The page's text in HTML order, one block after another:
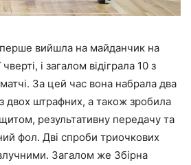
вийшла на майданчик на
і загалом відіграла 10 з
За цей час вона набрала два
двох штрафних, а також зробила
результативну передачу та
фол. Дві спроби триочкових
Загалом же Збірна